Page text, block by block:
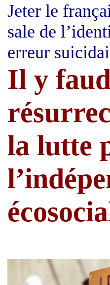
Jeter le
sale de
erreur
Il y
la lutte